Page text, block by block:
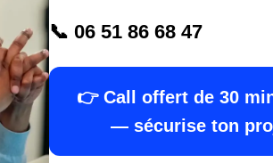
immobilière depuis 15 ans
projet àréussir leur transitionvers la
financières et juridiques
construire un
📞 06 51 86 68 47
👉 Call offert de 30
— sécurise ton